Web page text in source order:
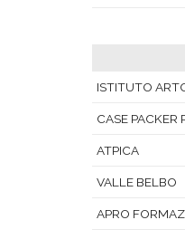
ISTITUTO
CASE
ATPICA
VALLE BELBO
APRO